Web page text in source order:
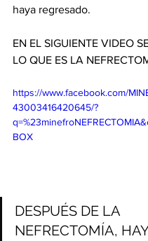
haya regresado.
EN EL SIGUIENTE VIDEO
LO QUE ES LA
https://www.facebook.com/
43003416420645/?
BOX
DESPUÉS DE LA
NEFRECTOMÍA,